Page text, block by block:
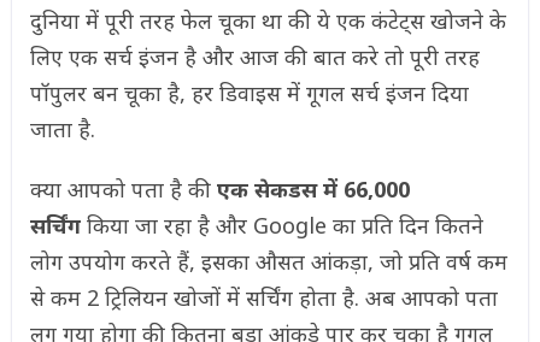
दुनिया में पूरी तरह फेल चूका था की ये एक कंटेट्स खोजने के
लिए एक सर्च इंजन है और आज की बात करे तो पूरी तरह
पॉपुलर बन चूका है, हर डिवाइस में गूगल सर्च इंजन दिया
जाता है.
क्या आपको पता है की एक सेकडस में 66,000
सर्चिंगकिया जा रहा है और Google का प्रति दिन कितने
लोग उपयोग करते हैं, इसका औसत आंकड़ा, जो प्रति वर्ष कम
से कम 2 ट्रिलियन खोजों में सर्चिंग होता है. अब आपको पता
लग गया होगा की कितना बड़ा आंकडे पार कर चूका है गूगल